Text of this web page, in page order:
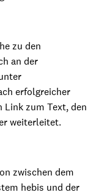
zu den
an der
erfolgreicher
Link zum Text, den
weiterleitet.
zwischen dem
hebis und der